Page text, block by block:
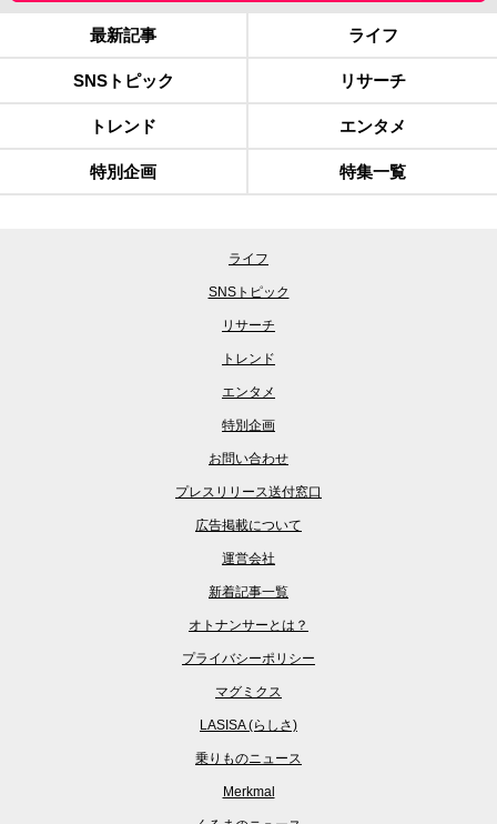
最新記事 ライフ
SNSトピック リサーチ
トレンド エンタメ
特別企画 特集一覧
ライフ
SNSトピック
リサーチ
トレンド
エンタメ
特別企画
お問い合わせ
プレスリリース送付窓口
広告掲載について
運営会社
新着記事一覧
オトナンサーとは？
プライバシーポリシー
マグミクス
LASISA (らしさ)
乗りものニュース
Merkmal